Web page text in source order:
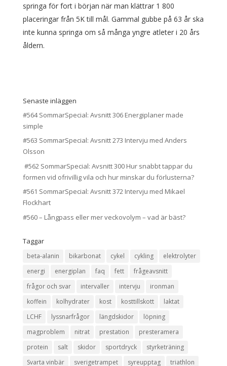
springa för fort i början när man klättrar 1 800
placeringar från 5K till mål. Gammal gubbe på 63 år ska
inte kunna springa om så många yngre atleter i 20 års
åldern.
Senaste inläggen
#564 SommarSpecial: Avsnitt 306 Energiplaner made
simple
#563 SommarSpecial: Avsnitt 273 Intervju med Anders
Olsson
#562 SommarSpecial: Avsnitt 300 Hur snabbt tappar du
formen vid ofrivillig vila och hur minskar du förlusterna?
#561 SommarSpecial: Avsnitt 372 Intervju med Mikael
Flockhart
#560 – Långpass eller mer veckovolym – vad är bäst?
Taggar
beta-alanin bikarbonat cykel cykling
elektrolyter
energi
energiplan faq fett
frågeavsnitt
frågor och svar
intervaller intervju
ironman
koffein
kolhydrater kost kosttillskott
laktat
LCHF
lyssnarfrågor längdskidor
löpning
magproblem
nitrat prestation
presteramera
protein
salt skidor sportdryck
styrketräning
Svarta vinbär
sverigetrampet syreupptag triathlon